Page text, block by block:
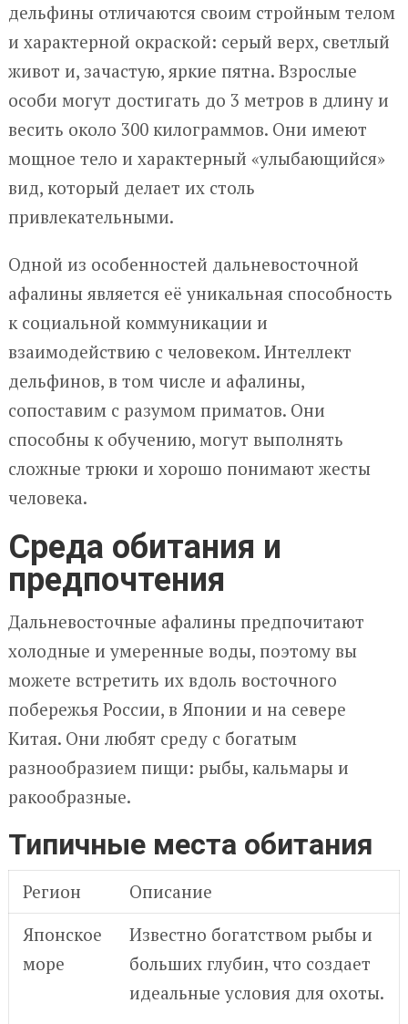
дельфины отличаются своим стройным телом
и характерной окраской: серый верх, светлый
живот и, зачастую, яркие пятна. Взрослые
особи могут достигать до 3 метров в длину и
весить около 300 килограммов. Они имеют
мощное тело и характерный «улыбающийся»
вид, который делает их столь
привлекательными.
Одной из особенностей дальневосточной
афалины является её уникальная способность
к социальной коммуникации и
взаимодействию с человеком. Интеллект
дельфинов, в том числе и афалины,
сопоставим с разумом приматов. Они
способны к обучению, могут выполнять
сложные трюки и хорошо понимают жесты
человека.
Среда обитания и
предпочтения
Дальневосточные афалины предпочитают
холодные и умеренные воды, поэтому вы
можете встретить их вдоль восточного
побережья России, в Японии и на севере
Китая. Они любят среду с богатым
разнообразием пищи: рыбы, кальмары и
ракообразные.
Типичные места обитания
Регион
Описание
Японское
море
Известно богатством рыбы и
больших глубин, что создает
идеальные условия для охоты.